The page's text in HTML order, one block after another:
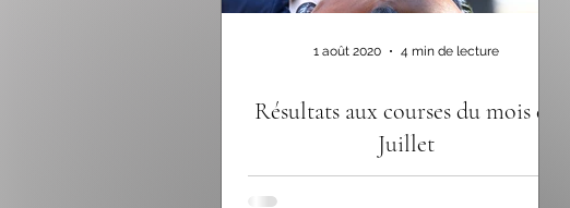
Résultats aux courses du mois de
Juillet
1 août 2020 4 min de lecture